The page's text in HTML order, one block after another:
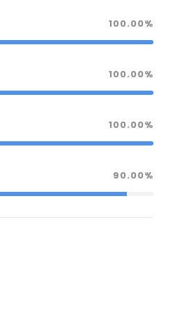
100.00%
100.00%
100.00%
90.00%